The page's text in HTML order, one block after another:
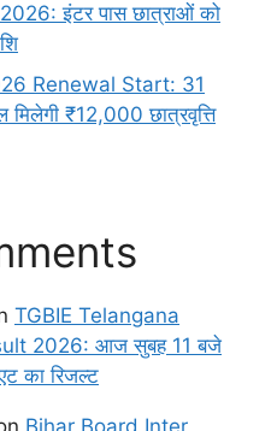
2026: इंटर पास छात्राओं को
Renewal Start: 31
₹12,000 छात्रवृत्ति
TGBIE Telangana
2026: आज सुबह 11 बजे
का रिजल्ट
Bihar Board Inter